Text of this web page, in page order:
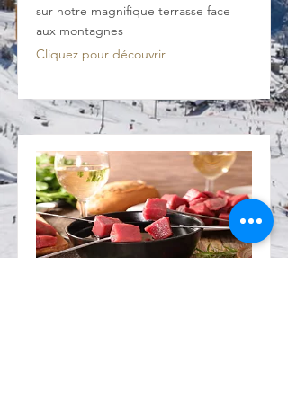
sur notre magnifique terrasse face
aux montagnes
Cliquez pour découvrir